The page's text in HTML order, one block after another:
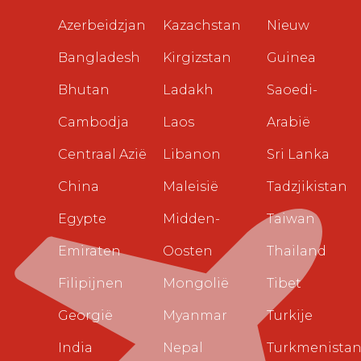
Azerbeidzjan
Bangladesh
Bhutan
Cambodja
Centraal Azië
China
Egypte
Emiraten
Filipijnen
Georgië
India
Kazachstan
Kirgizstan
Ladakh
Laos
Libanon
Maleisië
Midden-
Oosten
Mongolië
Myanmar
Nepal
Nieuw
Guinea
Saoedi-
Arabië
Sri Lanka
Tadzjikistan
Taiwan
Thailand
Tibet
Turkije